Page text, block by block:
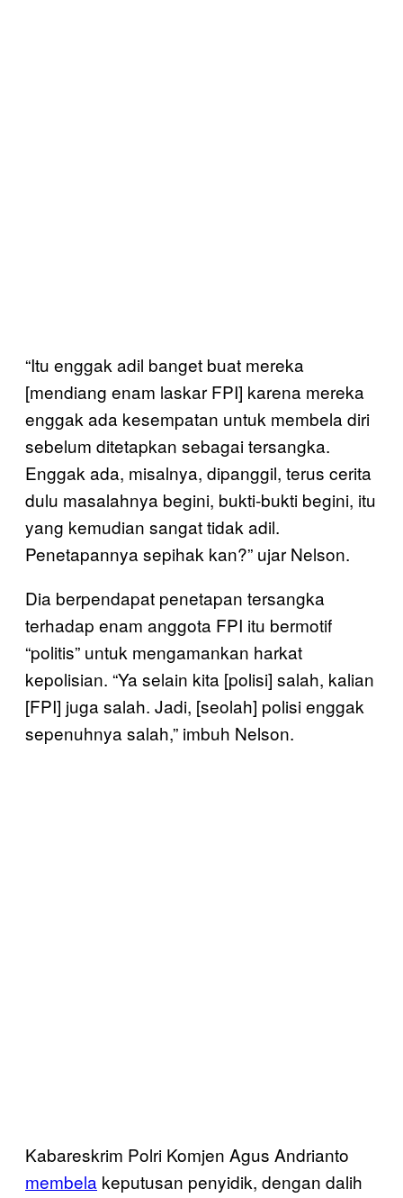
“Itu enggak adil banget buat mereka
[mendiang enam laskar FPI] karena mereka
enggak ada kesempatan untuk membela diri
sebelum ditetapkan sebagai tersangka.
Enggak ada, misalnya, dipanggil, terus cerita
dulu masalahnya begini, bukti-bukti begini, itu
yang kemudian sangat tidak adil.
Penetapannya sepihak kan?” ujar Nelson.
Dia berpendapat penetapan tersangka
terhadap enam anggota FPI itu bermotif
“politis” untuk mengamankan harkat
kepolisian. “Ya selain kita [polisi] salah, kalian
[FPI] juga salah. Jadi, [seolah] polisi enggak
sepenuhnya salah,” imbuh Nelson.
Kabareskrim Polri Komjen Agus Andrianto
membela keputusan penyidik, dengan dalih